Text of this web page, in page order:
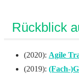
Rückblick
(2020): Agile
(2019): (Fach-